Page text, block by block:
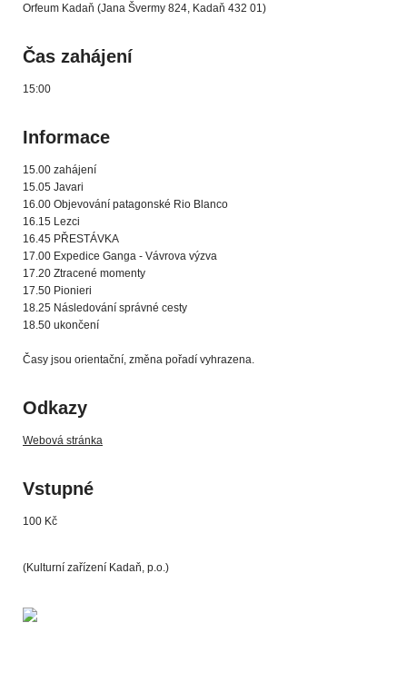
Orfeum Kadaň (Jana Švermy 824, Kadaň 432 01)
Čas zahájení
15:00
Informace
15.00 zahájení
15.05 Javari
16.00 Objevování patagonské Rio Blanco
16.15 Lezci
16.45 PŘESTÁVKA
17.00 Expedice Ganga - Vávrova výzva
17.20 Ztracené momenty
17.50 Pionieri
18.25 Následování správné cesty
18.50 ukončení
Časy jsou orientační, změna pořadí vyhrazena.
Odkazy
Webová stránka
Vstupné
100 Kč
(Kulturní zařízení Kadaň, p.o.)